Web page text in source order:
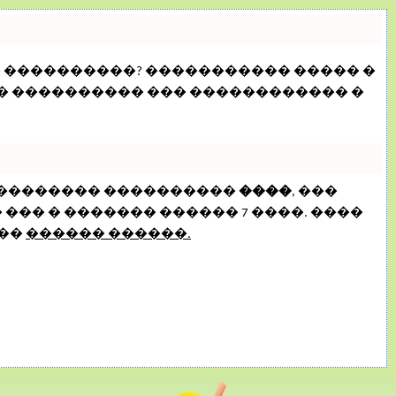
����������� ����� �
���������� ��� ������������ �
���������� ����, ���
� ������� ������ 7 ����. ����
������ ������.